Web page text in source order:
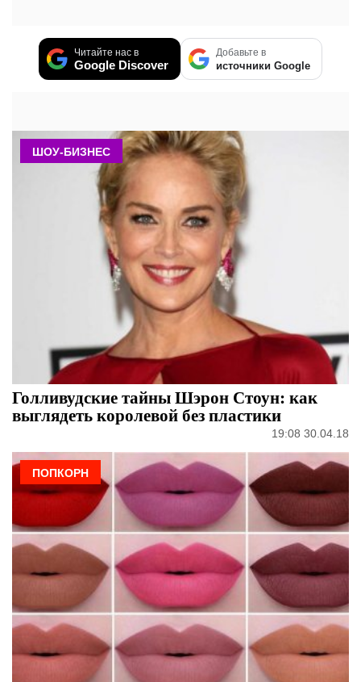
Читайте нас в
Google Discover
Добавьте в
источники Google
ШОУ-БИЗНЕС
Голливудские тайны Шэрон Стоун: как
выглядеть королевой без пластики
19:08 30.04.18
ПОПКОРН